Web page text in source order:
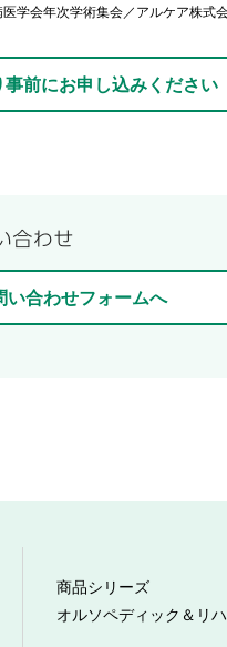
学会年次学術集会／アルケア株式
前にお申し込みください
い合わせフォームへ
商品シリーズ
オルソペディック＆リ